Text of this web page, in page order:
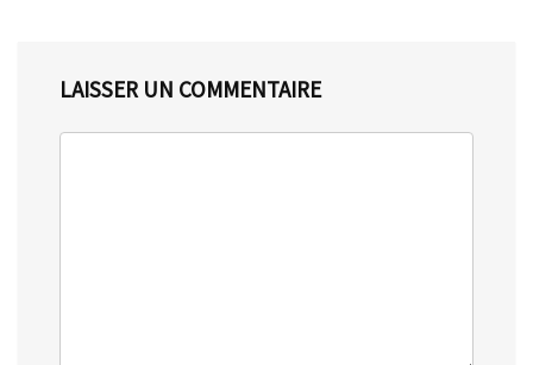
LAISSER UN COMMENTAIRE